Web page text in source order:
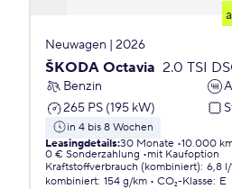
Neuwagen | 2026
ŠKODA Octavia 2.0 TSI
Benzin
265 PS (195 kW)
in 4 bis 8 Wochen
Leasingdetails:30 Monate 10.000
0 € Sonderzahlung
mit Kaufoption
Kraftstoffverbrauch (kombiniert): 6,8
kombiniert: 154 g/km CO₂-Klasse: E